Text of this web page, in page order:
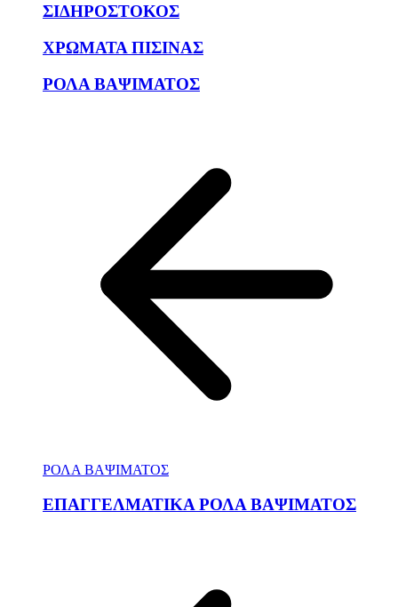
ΣΙΔΗΡΟΣΤΟΚΟΣ
ΧΡΩΜΑΤΑ ΠΙΣΙΝΑΣ
ΡΟΛΑ ΒΑΨΙΜΑΤΟΣ
ΡΟΛΑ ΒΑΨΙΜΑΤΟΣ
ΕΠΑΓΓΕΛΜΑΤΙΚΑ ΡΟΛΑ ΒΑΨΙΜΑΤΟΣ